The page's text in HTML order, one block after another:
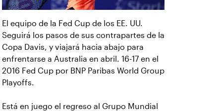
El equipo de la Fed Cup de los EE. UU.
Seguirá los pasos de sus contrapartes de la
Copa Davis, y viajará hacia abajo para
enfrentarse a Australia en abril. 16-17 en el
2016 Fed Cup por BNP Paribas World Group
Playoffs.
Está en juego el regreso al Grupo Mundial